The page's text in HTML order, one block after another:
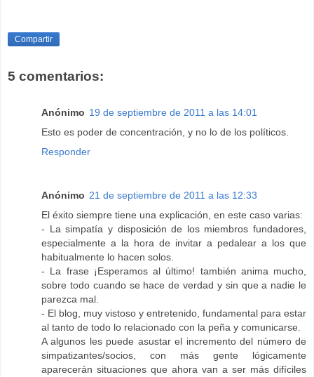
Compartir
5 comentarios:
Anónimo 19 de septiembre de 2011 a las 14:01
Esto es poder de concentración, y no lo de los políticos.
Responder
Anónimo 21 de septiembre de 2011 a las 12:33
El éxito siempre tiene una explicación, en este caso varias:
- La simpatía y disposición de los miembros fundadores,
especialmente a la hora de invitar a pedalear a los que
habitualmente lo hacen solos.
- La frase ¡Esperamos al último! también anima mucho,
sobre todo cuando se hace de verdad y sin que a nadie le
parezca mal.
- El blog, muy vistoso y entretenido, fundamental para estar
al tanto de todo lo relacionado con la peña y comunicarse.
A algunos les puede asustar el incremento del número de
simpatizantes/socios, con más gente lógicamente
aparecerán situaciones que ahora van a ser más difíciles